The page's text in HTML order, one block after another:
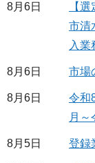
8月6日
【
市清
入業
8月6日 市場
8月6日
令和
月～
8月5日 登録